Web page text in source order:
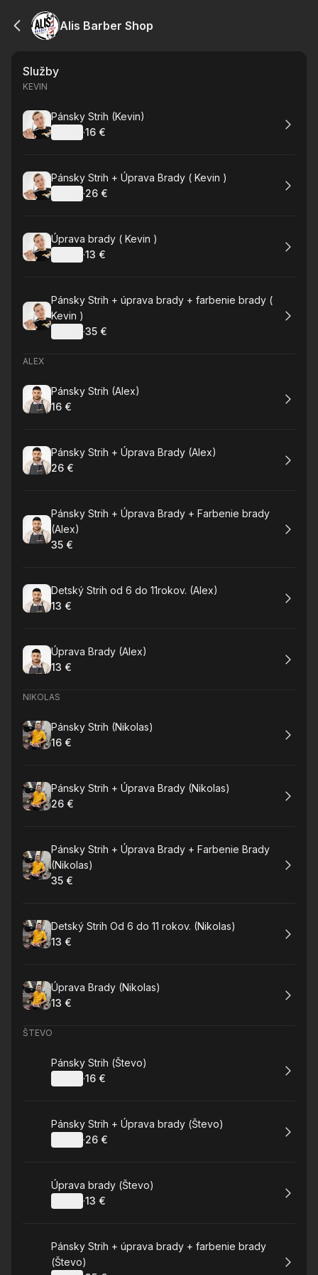
Alis Barber Shop
Služby
KEVIN
Rezervovat
Pánsky Strih (Kevin)
·
.Cena
16 €
Rezervovat
Pánsky Strih + Úprava Brady ( Kevin )
·
.Cena
26 €
Rezervovat
Úprava brady ( Kevin )
·
.Cena
13 €
Rezervovat
Pánsky Strih + úprava brady + farbenie brady (
Kevin )
·
.Cena
35 €
ALEX
Rezervovat
Pánsky Strih (Alex)
.Cena
16 €
Rezervovat
Pánsky Strih + Úprava Brady (Alex)
.Cena
26 €
Rezervovat
Pánsky Strih + Úprava Brady + Farbenie brady
(Alex)
.Cena
35 €
Rezervovat
Detský Strih od 6 do 11rokov. (Alex)
.Cena
13 €
Rezervovat
Úprava Brady (Alex)
.Cena
13 €
NIKOLAS
Rezervovat
Pánsky Strih (Nikolas)
.Cena
16 €
Rezervovat
Pánsky Strih + Úprava Brady (Nikolas)
.Cena
26 €
Rezervovat
Pánsky Strih + Úprava Brady + Farbenie Brady
(Nikolas)
.Cena
35 €
Rezervovat
Detský Strih Od 6 do 11 rokov. (Nikolas)
.Cena
13 €
Rezervovat
Úprava Brady (Nikolas)
.Cena
13 €
ŠTEVO
Rezervovat
Pánsky Strih (Števo)
·
.Cena
16 €
Rezervovat
Pánsky Strih + Úprava brady (Števo)
·
.Cena
26 €
Rezervovat
Úprava brady (Števo)
·
.Cena
13 €
Rezervovat
Pánsky Strih + úprava brady + farbenie brady
(Števo)